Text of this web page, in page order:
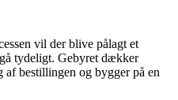
vil der blive pålagt et
tydeligt. Gebyret dækker
bestillingen og bygger på en